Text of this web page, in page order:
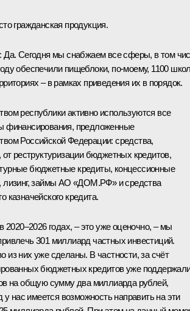
гражданская продукция.
Да. Сегодня мы снабжаем все сферы, в том
обеспечили пищеблоки, по-моему, 1100
– в рамках приведения их в порядок.
республики активно используются все
финансирования, предложенные
Российской Федерации: средства,
от реструктуризации бюджетных кредитов,
бюджетные кредиты, концессионные
лизинг, займы АО «ДОМ.РФ» и средства
казначейского кредита.
2020–2026 годах, – это уже оценочно, – мы
301 миллиард частных инвестиций.
из них уже сделаны. В частности, за счёт
бюджетных кредитов уже
на общую сумму два миллиарда рублей,
у нас имеется возможность направить на эти